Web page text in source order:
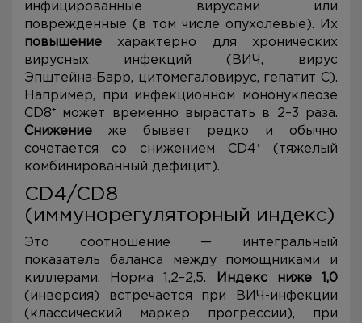
инфицированные вирусами или
поврежденные (в том числе опухолевые). Их
повышение характерно для хронических
вирусных инфекций (ВИЧ, вирус
Эпштейна‑Барр, цитомегаловирус, гепатит С).
Например, при инфекционном мононуклеозе
CD8⁺ может временно вырастать в 2–3 раза.
Снижение же бывает редко и обычно
сочетается со снижением CD4⁺ (тяжелый
комбинированный дефицит).
CD4/CD8
(иммунорегуляторный индекс)
Это соотношение — интегральный
показатель баланса между помощниками и
киллерами. Норма 1,2–2,5.
Индекс ниже 1,0
(инверсия) встречается при ВИЧ-инфекции
(классический маркер прогрессии), при